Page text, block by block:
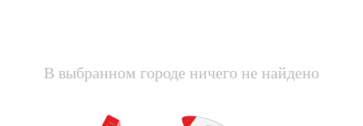
В выбранном городе ничего не найдено